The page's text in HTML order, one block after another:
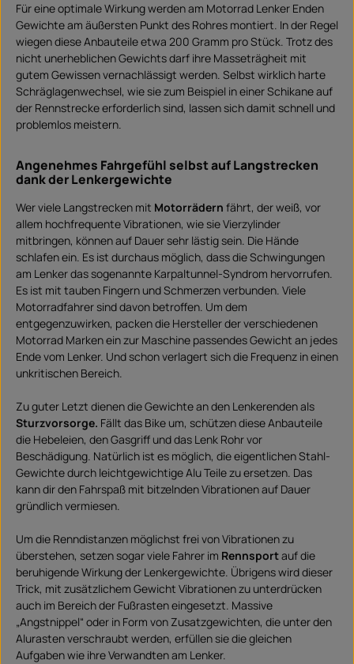
Für eine optimale Wirkung werden am Motorrad Lenker Enden
Gewichte am äußersten Punkt des Rohres montiert. In der Regel
wiegen diese Anbauteile etwa 200 Gramm pro Stück. Trotz des
nicht unerheblichen Gewichts darf ihre Masseträgheit mit
gutem Gewissen vernachlässigt werden. Selbst wirklich harte
Schräglagenwechsel, wie sie zum Beispiel in einer Schikane auf
der Rennstrecke erforderlich sind, lassen sich damit schnell und
problemlos meistern.
Angenehmes Fahrgefühl selbst auf Langstrecken
dank der Lenkergewichte
Wer viele Langstrecken mit Motorrädern fährt, der weiß, vor
allem hochfrequente Vibrationen, wie sie Vierzylinder
mitbringen, können auf Dauer sehr lästig sein. Die Hände
schlafen ein. Es ist durchaus möglich, dass die Schwingungen
am Lenker das sogenannte Karpaltunnel-Syndrom hervorrufen.
Es ist mit tauben Fingern und Schmerzen verbunden. Viele
Motorradfahrer sind davon betroffen. Um dem
entgegenzuwirken, packen die Hersteller der verschiedenen
Motorrad Marken ein zur Maschine passendes Gewicht an jedes
Ende vom Lenker. Und schon verlagert sich die Frequenz in einen
unkritischen Bereich.
Zu guter Letzt dienen die Gewichte an den Lenkerenden als
Sturzvorsorge. Fällt das Bike um, schützen diese Anbauteile
die Hebeleien, den Gasgriff und das Lenk Rohr vor
Beschädigung. Natürlich ist es möglich, die eigentlichen Stahl-
Gewichte durch leichtgewichtige Alu Teile zu ersetzen. Das
kann dir den Fahrspaß mit bitzelnden Vibrationen auf Dauer
gründlich vermiesen.
Um die Renndistanzen möglichst frei von Vibrationen zu
überstehen, setzen sogar viele Fahrer im Rennsportauf die
beruhigende Wirkung der Lenkergewichte. Übrigens wird dieser
Trick, mit zusätzlichem Gewicht Vibrationen zu unterdrücken
auch im Bereich der Fußrasten eingesetzt. Massive
„Angstnippel“ oder in Form von Zusatzgewichten, die unter den
Alurasten verschraubt werden, erfüllen sie die gleichen
Aufgaben wie ihre Verwandten am Lenker.